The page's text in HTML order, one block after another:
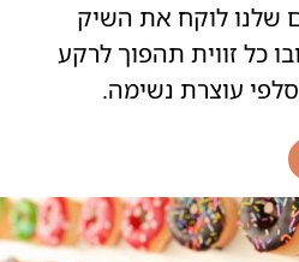
שלנו לוקח את השיק
כל זווית תהפוך לרקע
עוצרת נשימה.